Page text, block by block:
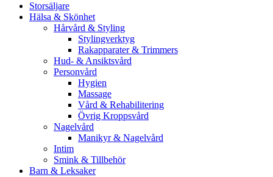
Storsäljare
Hälsa & Skönhet
Hårvård & Styling
Stylingverktyg
Rakapparater & Trimmers
Hud- & Ansiktsvård
Personvård
Hygien
Massage
Vård & Rehabilitering
Övrig Kroppsvård
Nagelvård
Manikyr & Nagelvård
Intim
Smink & Tillbehör
Barn & Leksaker